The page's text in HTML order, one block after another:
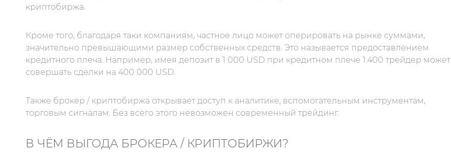
криптобиржа.
Кроме того, благодаря таки компаниям, частное лицо может оперировать на рынке суммами,
значительно превышающими размер собственных средств. Это называется предоставлением
кредитного плеча. Например, имея депозит в 1 000 USD при кредитном плече 1:400 трейдер может
совершать сделки на 400 000 USD.
Также брокер / криптобиржа открывает доступ к аналитике, вспомогательным инструментам,
торговым сигналам. Без всего этого невозможен современный трейдинг.
В ЧЁМ ВЫГОДА БРОКЕРА / КРИПТОБИРЖИ?